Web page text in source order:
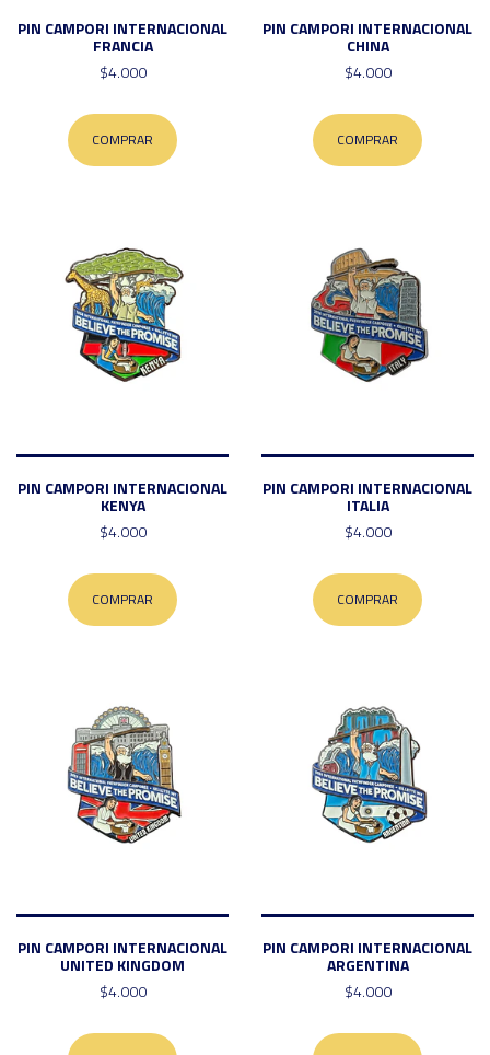
PIN CAMPORI INTERNACIONAL
FRANCIA
$4.000
COMPRAR
PIN CAMPORI INTERNACIONAL
CHINA
$4.000
COMPRAR
PIN CAMPORI INTERNACIONAL
KENYA
$4.000
COMPRAR
PIN CAMPORI INTERNACIONAL
ITALIA
$4.000
COMPRAR
PIN CAMPORI INTERNACIONAL
UNITED KINGDOM
$4.000
PIN CAMPORI INTERNACIONAL
ARGENTINA
$4.000